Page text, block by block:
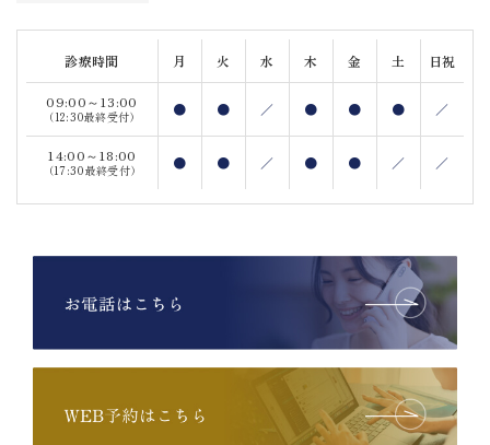
診療時間 月 火 水 木 金 土 日祝
09:00～13:00
（12:30最終受付） ● ● ／ ● ● ● ／
14:00～18:00
（17:30最終受付） ● ● ／ ● ● ／ ／